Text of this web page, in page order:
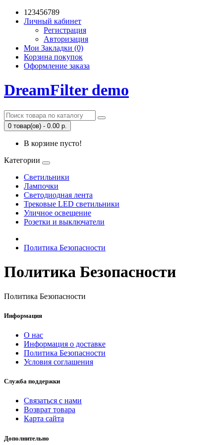
123456789
Личный кабинет
Регистрация
Авторизация
Мои Закладки (0)
Корзина покупок
Оформление заказа
DreamFilter demo
0 товар(ов) - 0.00 р.
В корзине пусто!
Категории
Светильники
Лампочки
Светодиодная лента
Трековые LED светильники
Уличное освещение
Розетки и выключатели
Политика Безопасности
Политика Безопасности
Политика Безопасности
Информация
О нас
Информация о доставке
Политика Безопасности
Условия соглашения
Служба поддержки
Связаться с нами
Возврат товара
Карта сайта
Дополнительно